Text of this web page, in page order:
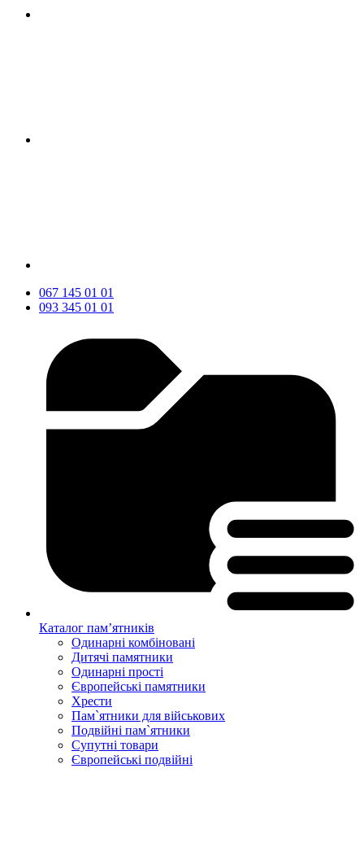
067 145 01 01
093 345 01 01
Каталог пам’ятників
Одинарні комбіновані
Дитячі памятники
Одинарні прості
Європейські памятники
Хрести
Пам`ятники для військових
Подвійні пам`ятники
Супутні товари
Європейські подвійні